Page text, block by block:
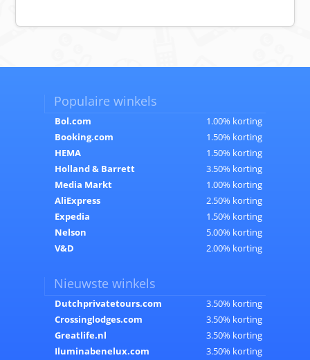
Populaire winkels
Bol.com
1.00% korting
Booking.com
1.50% korting
HEMA
1.50% korting
Holland & Barrett
3.50% korting
Media Markt
1.00% korting
AliExpress
2.50% korting
Expedia
1.50% korting
Nelson
5.00% korting
V&D
2.00% korting
Nieuwste winkels
Dutchprivatetours.com
3.50% korting
Crossinglodges.com
3.50% korting
Greatlife.nl
3.50% korting
Iluminabenelux.com
3.50% korting